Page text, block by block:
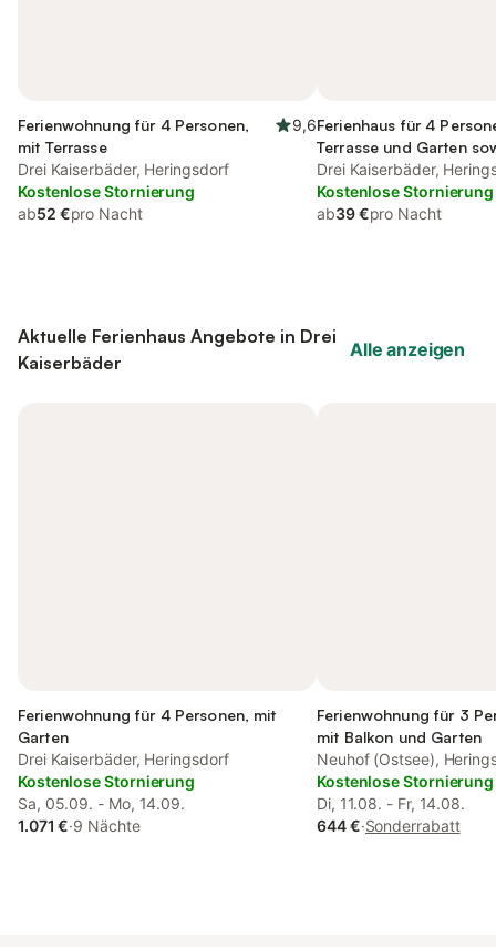
Ferienwohnung für 4 Personen,
mit Terrasse
9,6
Drei Kaiserbäder, Heringsdorf
Kostenlose Stornierung
ab52 €pro Nacht
Ferienhaus für 4
Terrasse und Garten
und Sauna
Drei Kaiserbäder,
Kostenlose Stornierung
ab39 €pro Nacht
Aktuelle Ferienhaus Angebote in Drei
Kaiserbäder
Alle anzeigen
Ferienwohnung für 4 Personen, mit
Garten
Drei Kaiserbäder, Heringsdorf
Kostenlose Stornierung
Sa, 05.09. - Mo, 14.09.
1.071 €·9 Nächte
Ferienwohnung für 3
mit Balkon und Garten
Neuhof (Ostsee),
Kostenlose Stornierung
Di, 11.08. - Fr, 14.08.
644 €·Sonderrabatt